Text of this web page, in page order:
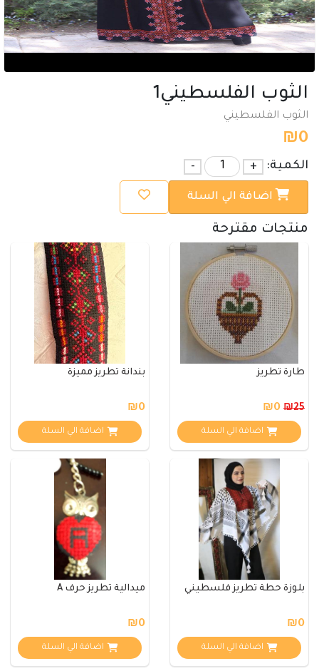
الثوب الفلسطيني1
الثوب الفلسطيني
₪0
الكمية: +
-
اضافة الي السلة
منتجات مقترحة
طارة تطريز
₪25
اضافة الي السلة
بندانة تطريز مميزة
₪0
اضافة الي السلة
بلوزة حطة تطريز فلسطيني
₪0
اضافة الي السلة
ميدالية تطريز حرف A
₪0
اضافة الي السلة